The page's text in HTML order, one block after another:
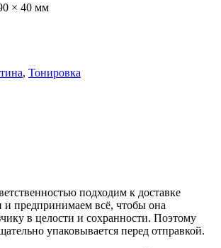
× 40 мм
, Тонировка
подходим к доставке
предпринимаем всё, чтобы она
в целости и сохранности. Поэтому
упаковывается перед отправкой.